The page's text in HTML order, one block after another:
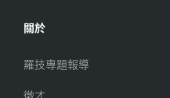
關於
羅技專題報導
徵才